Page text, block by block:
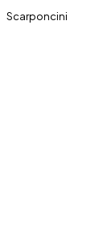
Scarponcini